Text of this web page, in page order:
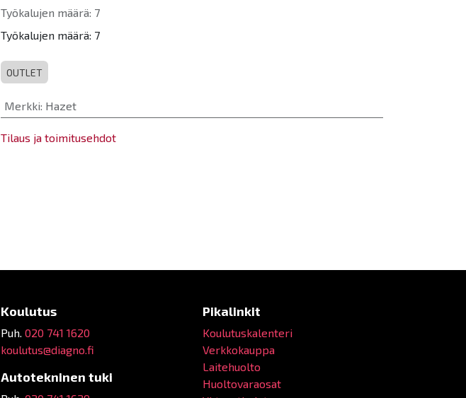
Työkalujen määrä: 7
Työkalujen määrä: 7
OUTLET
Merkki: Hazet
Tilaus ja toimitusehdot
Koulutus
Puh. 020 741 1620
koulutus@diagno.fi
Autotekninen tuki
Pikalinkit
Koulutuskalenteri
Verkkokauppa
Laitehuolto
Huoltovaraosat